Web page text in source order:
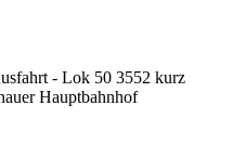
- Lok 50 3552 kurz
Hauptbahnhof